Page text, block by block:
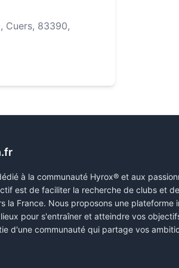
Cuers, 83390,
à la communauté Hyrox® et aux
est de faciliter la recherche de clubs et
la France. Nous proposons une plateforme
pour s'entraîner et atteindre vos
d'une communauté qui partage vos